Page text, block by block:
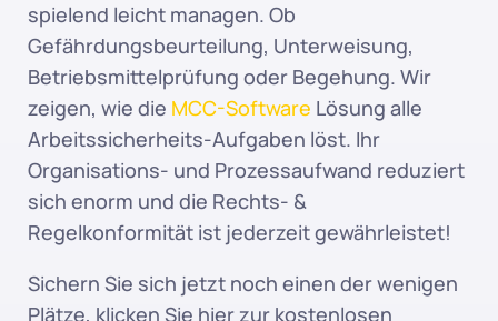
spielend leicht managen. Ob
Gefährdungsbeurteilung, Unterweisung,
Betriebsmittelprüfung oder Begehung. Wir
zeigen, wie die MCC-Software Lösung alle
Arbeitssicherheits-Aufgaben löst. Ihr
Organisations- und Prozessaufwand reduziert
sich enorm und die Rechts- &
Regelkonformität ist jederzeit gewährleistet!
Sichern Sie sich jetzt noch einen der wenigen
Plätze, klicken Sie hier zur kostenlosen